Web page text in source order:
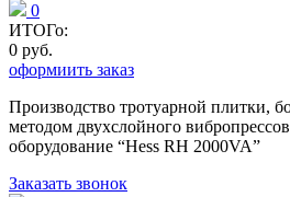
0
ИТОГо:
0 руб.
оформиить заказ
Производство тротуарной плитки,
методом двухслойного
оборудование “Hess RH 2000VA”
Заказать звонок